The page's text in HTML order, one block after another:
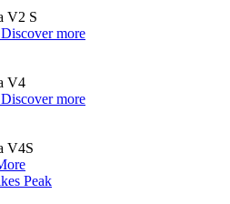
V2 S
Discover more
V4
Discover more
V4S
Peak